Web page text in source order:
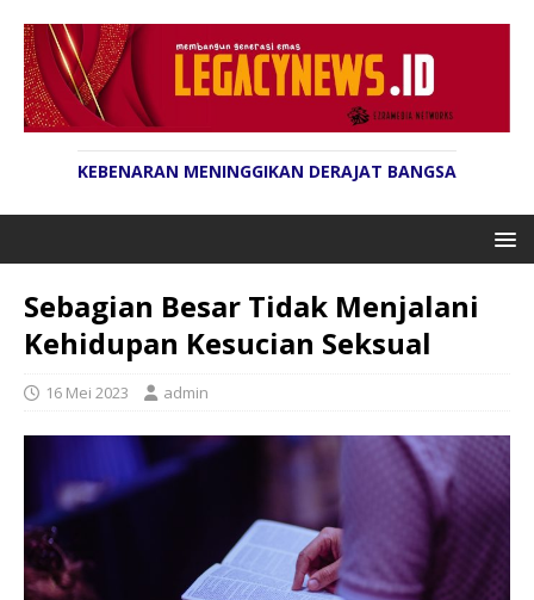
KEBENARAN MENINGGIKAN DERAJAT BANGSA
Sebagian Besar Tidak Menjalani
Kehidupan Kesucian Seksual
16 Mei 2023 admin